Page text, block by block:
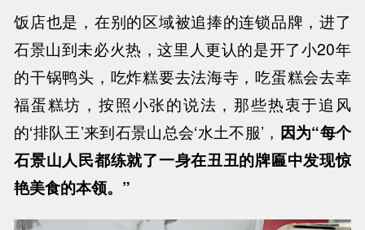
饭店也是，在别的区域被追捧的连锁品牌，进了
石景山到未必火热，这里人更认的是开了小20年
的干锅鸭头，吃炸糕要去法海寺，吃蛋糕会去幸
福蛋糕坊，按照小张的说法，那些热衷于追风
的‘排队王’来到石景山总会‘水土不服’， 因为“每个
石景山人民都练就了一身在丑丑的牌匾中发现惊
艳美食的本领。”